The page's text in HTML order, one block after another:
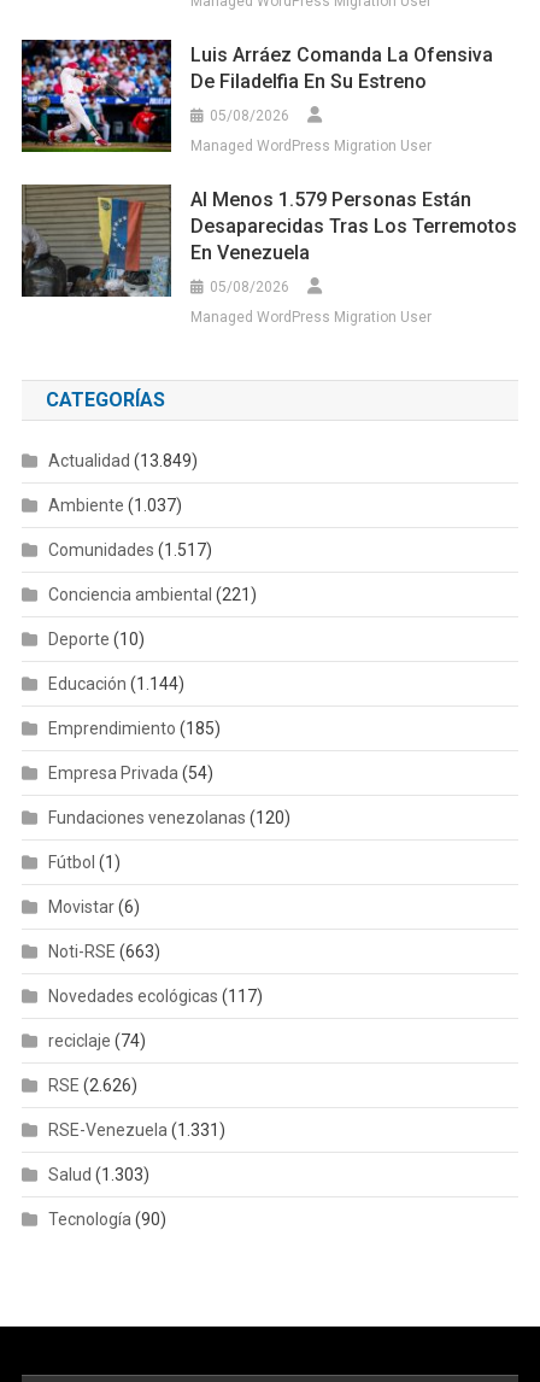
Luis Arráez Comanda La Ofensiva
De Filadelfia En Su Estreno
05/08/2026
Managed WordPress Migration User
Al Menos 1.579 Personas Están
Desaparecidas Tras Los Terremotos
En Venezuela
05/08/2026
Managed WordPress Migration User
CATEGORÍAS
Actualidad (13.849)
Ambiente (1.037)
Comunidades (1.517)
Conciencia ambiental (221)
Deporte (10)
Educación (1.144)
Emprendimiento (185)
Empresa Privada(54)
Fundaciones venezolanas (120)
Fútbol (1)
Movistar(6)
Noti-RSE (663)
Novedades ecológicas (117)
reciclaje (74)
RSE (2.626)
RSE-Venezuela(1.331)
Salud (1.303)
Tecnología(90)